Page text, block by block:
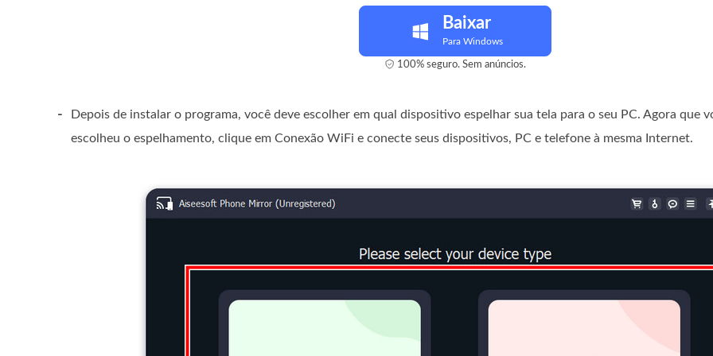
Baixar
Para Windows
100% seguro. Sem anúncios.
-
Depois de instalar o programa, você deve escolher em qual dispositivo espelhar sua tela para o seu PC. Agora que
escolheu o espelhamento, clique em Conexão WiFi e conecte seus dispositivos, PC e telefone à mesma Internet.